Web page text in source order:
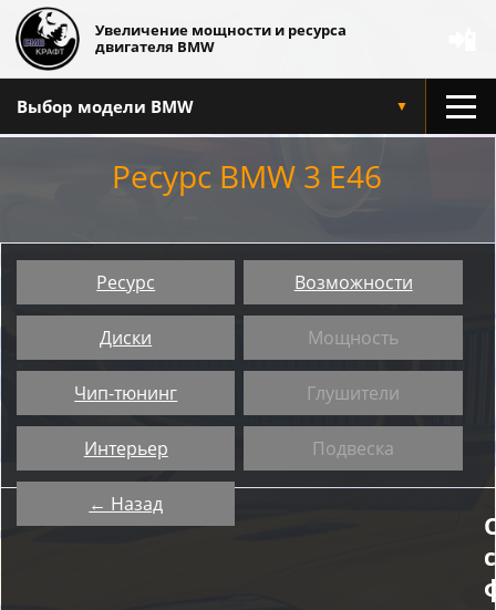
Увеличение мощности и ресурса
двигателя BMW
Выбор модели BMW ▼
Ресурс BMW 3 E46
Ресурс Возможности
Диски Мощность
Чип-тюнинг Глушители
Интерьер Подвеска
← Назад